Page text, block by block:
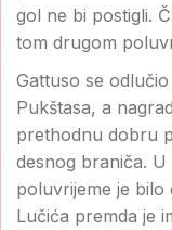
gol ne bi postigli.
tom drugom
Gattuso se
Pukštasa, a
prethodnu dobru
desnog braniča.
poluvrijeme je bilo
Lučića premda je